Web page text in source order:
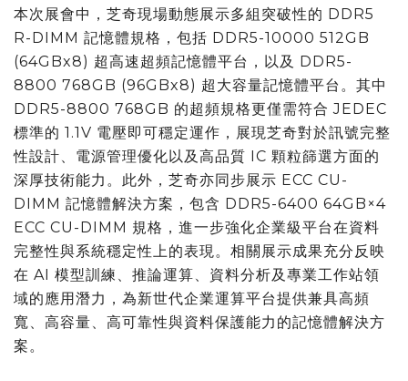
本次展會中，芝奇現場動態展示多組突破性的 DDR5
R-DIMM 記憶體規格，包括 DDR5-10000 512GB
(64GBx8) 超高速超頻記憶體平台，以及 DDR5-
8800 768GB (96GBx8) 超大容量記憶體平台。其中
DDR5-8800 768GB 的超頻規格更僅需符合 JEDEC
標準的 1.1V 電壓即可穩定運作，展現芝奇對於訊號完整
性設計、電源管理優化以及高品質 IC 顆粒篩選方面的
深厚技術能力。此外，芝奇亦同步展示 ECC CU-
DIMM 記憶體解決方案，包含 DDR5-6400 64GB×4
ECC CU-DIMM 規格，進一步強化企業級平台在資料
完整性與系統穩定性上的表現。相關展示成果充分反映
在 AI 模型訓練、推論運算、資料分析及專業工作站領
域的應用潛力，為新世代企業運算平台提供兼具高頻
寬、高容量、高可靠性與資料保護能力的記憶體解決方
案。